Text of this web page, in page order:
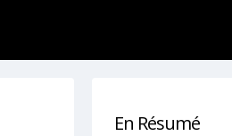
En Résumé